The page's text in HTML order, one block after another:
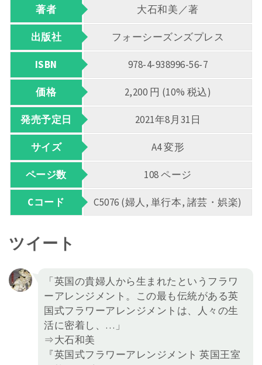
著者 大石和美／著
出版社 フォーシーズンズプレス
ISBN 978-4-938996-56-7
価格 2,200 円 (10% 税込)
発売予定日 2021年8月31日
サイズ A4 変形
ページ数 108 ページ
Cコード C5076 (婦人, 単行本, 諸芸・娯楽)
ツイート
「英国の貴婦人から生まれたというフラワ
ーアレンジメント。この最も伝統がある英
国式フラワーアレンジメントは、人々の生
活に密着し、…」
⇒大石和美
『英国式フラワーアレンジメント 英国王室